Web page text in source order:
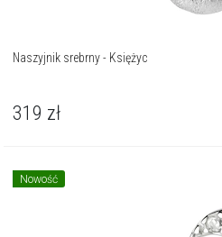
Naszyjnik srebrny - Księżyc
319 zł
Nowość